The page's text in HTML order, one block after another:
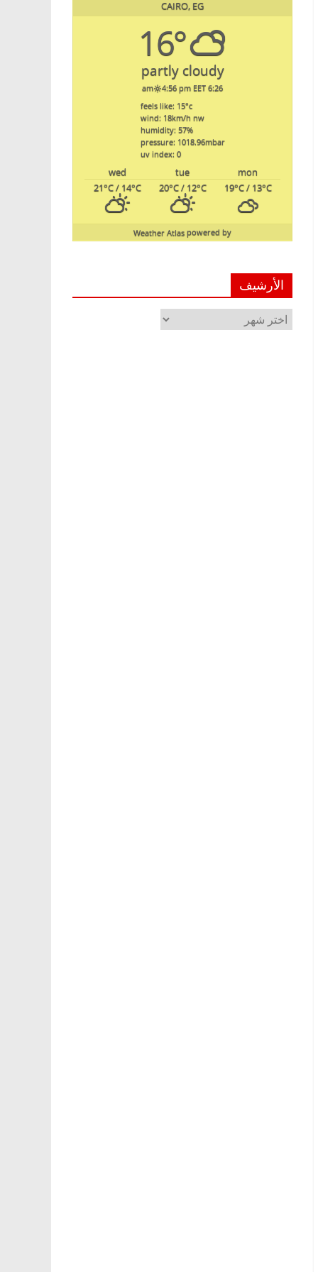
CAIRO, EG
16°
partly cloudy
6:26 am
4:56 pm EET
feels like: 15°c
wind: 18km/h nw
humidity: 57%
pressure: 1018.96mbar
uv index: 0
mon
tue
wed
19°C/ 13°C
20°C/ 12°C
21°C/ 14°C
powered by
Weather Atlas
الأرشيف
الأرشيف